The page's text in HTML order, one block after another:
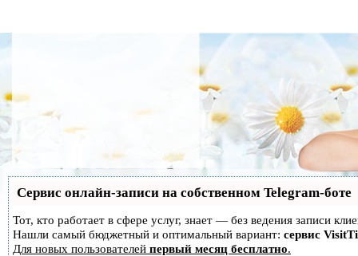
Сервис онлайн-записи на собственном Telegram-боте
Тот, кто работает в сфере услуг, знает — без ведения записи
Нашли самый бюджетный и оптимальный вариант: сервис
Для новых пользователей первый месяц бесплатно.